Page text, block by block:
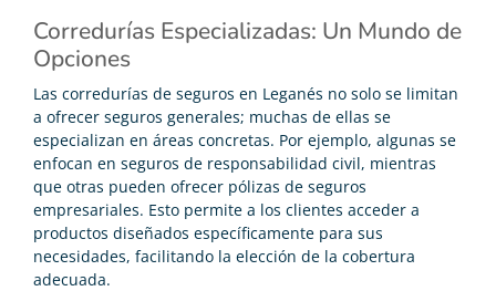
Corredurías Especializadas: Un Mundo de
Opciones
Las corredurías de seguros en Leganés no solo se limitan
a ofrecer seguros generales; muchas de ellas se
especializan en áreas concretas. Por ejemplo, algunas se
enfocan en seguros de responsabilidad civil, mientras
que otras pueden ofrecer pólizas de seguros
empresariales. Esto permite a los clientes acceder a
productos diseñados específicamente para sus
necesidades, facilitando la elección de la cobertura
adecuada.